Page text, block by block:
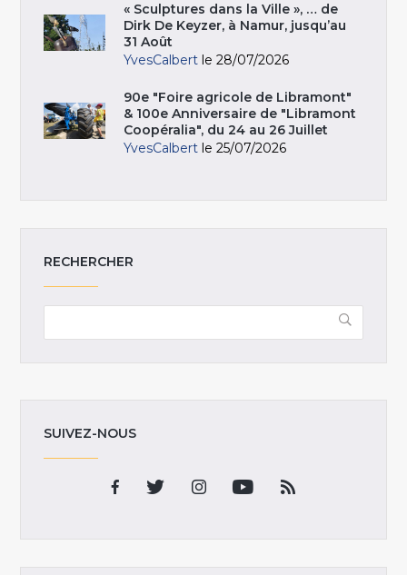
« Sculptures dans la Ville », … de
Dirk De Keyzer, à Namur, jusqu’au
31 Août
YvesCalbert le 28/07/2026
90e "Foire agricole de Libramont"
& 100e Anniversaire de "Libramont
Coopéralia", du 24 au 26 Juillet
YvesCalbert le 25/07/2026
RECHERCHER
SUIVEZ-NOUS